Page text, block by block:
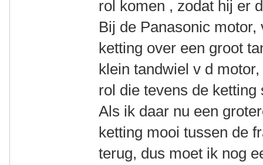
rol komen , zodat hij er
Bij de Panasonic
ketting over een groot
klein tandwiel v d
rol die tevens de ketting
Als ik daar nu een
ketting mooi tussen de
terug, dus moet ik nog